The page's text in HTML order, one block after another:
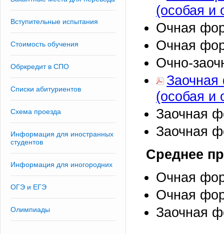
Вступительные испытания
Стоимость обучения
Обркредит в СПО
Списки абитуриентов
Схема проезда
Информация для иностранных
студентов
Информация для иногородних
ОГЭ и ЕГЭ
Олимпиады
(особая и
Очная
Очная
Очно-
(особая и
Заочная
Заочная
Среднее
Очная
Очная
Заочная